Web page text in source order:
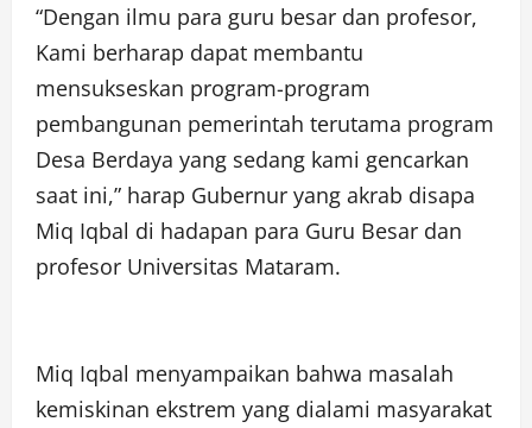
“Dengan ilmu para guru besar dan profesor,
Kami berharap dapat membantu
mensukseskan program-program
pembangunan pemerintah terutama program
Desa Berdaya yang sedang kami gencarkan
saat ini,” harap Gubernur yang akrab disapa
Miq Iqbal di hadapan para Guru Besar dan
profesor Universitas Mataram.
Miq Iqbal menyampaikan bahwa masalah
kemiskinan ekstrem yang dialami masyarakat